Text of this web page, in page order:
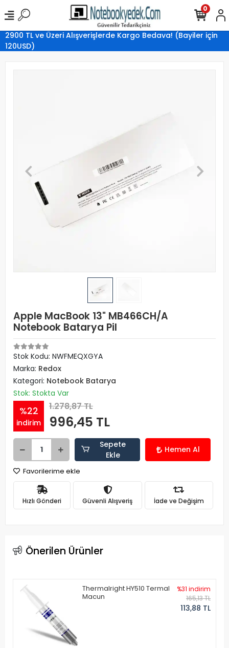
2900 TL ve Üzeri Alışverişlerde Kargo Bedava! (Bayiler için
120USD)
0
Apple MacBook 13" MB466CH/A
Notebook Batarya Pil
Stok Kodu: NWFMEQXGYA
Marka: Redox
Kategori: Notebook Batarya
Stok: Stokta Var
%22
indirim
1.278,87 TL
996,45 TL
Sepete
Ekle
Hemen Al
Favorilerime ekle
Hızlı Gönderi Güvenli Alışveriş İade ve Değişim
Önerilen Ürünler
Thermalright HY510 Termal
Macun
%31 indirim
165,13 TL
113,88 TL